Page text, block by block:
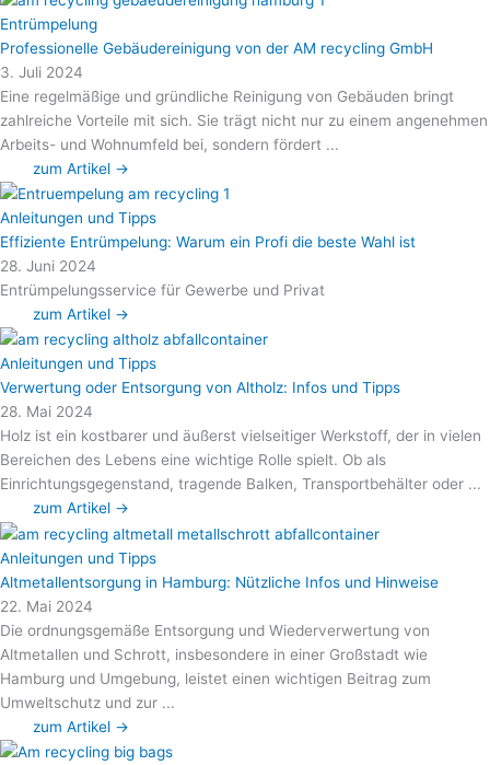
Entrümpelung
Professionelle Gebäudereinigung von der AM recycling GmbH
3. Juli 2024
Eine regelmäßige und gründliche Reinigung von Gebäuden bringt
zahlreiche Vorteile mit sich. Sie trägt nicht nur zu einem angenehmen
Arbeits- und Wohnumfeld bei, sondern fördert ...
zum Artikel →
Anleitungen und Tipps
Effiziente Entrümpelung: Warum ein Profi die beste Wahl ist
28. Juni 2024
Entrümpelungsservice für Gewerbe und Privat
zum Artikel →
Anleitungen und Tipps
Verwertung oder Entsorgung von Altholz: Infos und Tipps
28. Mai 2024
Holz ist ein kostbarer und äußerst vielseitiger Werkstoff, der in vielen
Bereichen des Lebens eine wichtige Rolle spielt. Ob als
Einrichtungsgegenstand, tragende Balken, Transportbehälter oder ...
zum Artikel →
Anleitungen und Tipps
Altmetallentsorgung in Hamburg: Nützliche Infos und Hinweise
22. Mai 2024
Die ordnungsgemäße Entsorgung und Wiederverwertung von
Altmetallen und Schrott, insbesondere in einer Großstadt wie
Hamburg und Umgebung, leistet einen wichtigen Beitrag zum
Umweltschutz und zur ...
zum Artikel →